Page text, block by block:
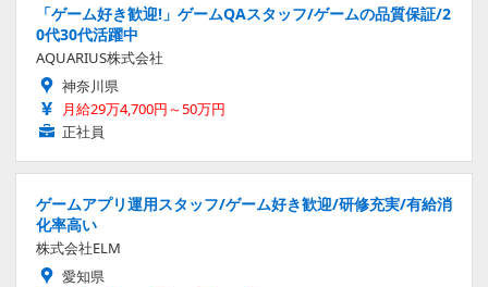
「ゲーム好き歓迎!」ゲームQAスタッフ/ゲームの品質保証/2
0代30代活躍中
AQUARIUS株式会社
神奈川県
月給29万4,700円～50万円
正社員
ゲームアプリ運用スタッフ/ゲーム好き歓迎/研修充実/有給消
化率高い
株式会社ELM
愛知県